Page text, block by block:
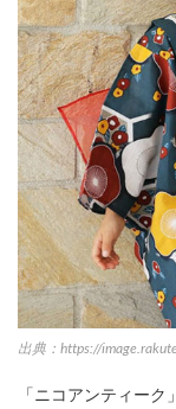
出典：https://
「ニコアンティー